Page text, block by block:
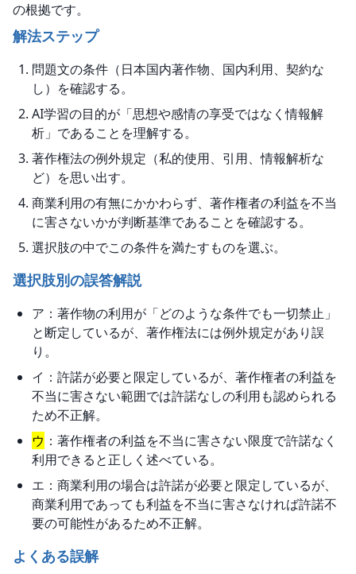
の根拠です。
解法ステップ
問題文の条件（日本国内著作物、国内利用、契約な
し）を確認する。
AI学習の目的が「思想や感情の享受ではなく情報解
析」であることを理解する。
著作権法の例外規定（私的使用、引用、情報解析な
ど）を思い出す。
商業利用の有無にかかわらず、著作権者の利益を不当
に害さないかが判断基準であることを確認する。
選択肢の中でこの条件を満たすものを選ぶ。
選択肢別の誤答解説
ア：著作物の利用が「どのような条件でも一切禁止」
と断定しているが、著作権法には例外規定があり誤
り。
イ：許諾が必要と限定しているが、著作権者の利益を
不当に害さない範囲では許諾なしの利用も認められる
ため不正解。
ウ ：著作権者の利益を不当に害さない限度で許諾なく
利用できると正しく述べている。
エ：商業利用の場合は許諾が必要と限定しているが、
商業利用であっても利益を不当に害さなければ許諾不
要の可能性があるため不正解。
よくある誤解